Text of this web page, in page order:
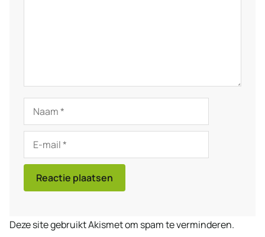
Naam
mail
Deze site gebruikt Akismet om spam te verminderen.